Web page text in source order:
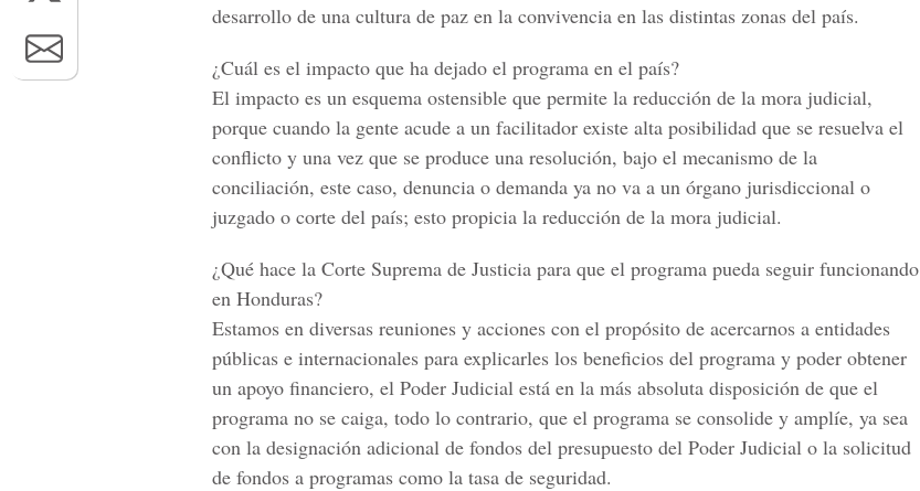
desarrollo de una cultura de paz en la convivencia en las distintas zonas del país.
¿Cuál es el impacto que ha dejado el programa en el país?
El impacto es un esquema ostensible que permite la reducción de la mora judicial,
porque cuando la gente acude a un facilitador existe alta posibilidad que se resuelva el
conflicto y una vez que se produce una resolución, bajo el mecanismo de la
conciliación, este caso, denuncia o demanda ya no va a un órgano jurisdiccional o
juzgado o corte del país; esto propicia la reducción de la mora judicial.
¿Qué hace la Corte Suprema de Justicia para que el programa pueda seguir funcionando
en Honduras?
Estamos en diversas reuniones y acciones con el propósito de acercarnos a entidades
públicas e internacionales para explicarles los beneficios del programa y poder obtener
un apoyo financiero, el Poder Judicial está en la más absoluta disposición de que el
programa no se caiga, todo lo contrario, que el programa se consolide y amplíe, ya sea
con la designación adicional de fondos del presupuesto del Poder Judicial o la solicitud
de fondos a programas como la tasa de seguridad.